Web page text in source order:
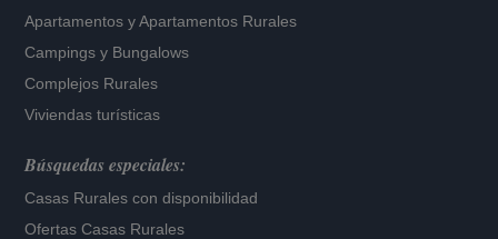
Apartamentos yApartamentos Rurales
Campings y Bungalows
Complejos Rurales
Viviendas turísticas
Búsquedas especiales:
Casas Rurales con disponibilidad
Ofertas Casas Rurales